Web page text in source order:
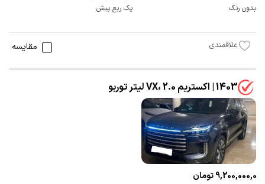
بدون رنگ
یک ربع پیش
علاقمندی مقایسه
1403 | اکستریم VX، 2.0 لیتر توربو
9,200,000,000 تومان